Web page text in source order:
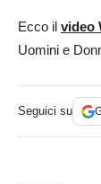
Ecco il video
Uomini e
Seguici su